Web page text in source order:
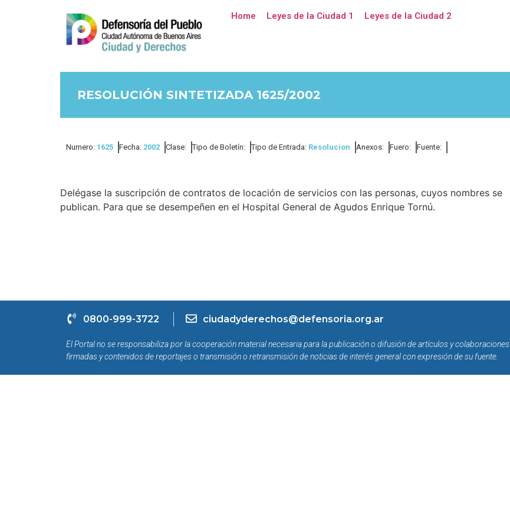
Home Leyes de la Ciudad 1 Leyes de la Ciudad 2
RESOLUCIÓN SINTETIZADA 1625/2002
Numero: 1625 Fecha: 2002 Clase: Tipo de Boletín: Tipo de Entrada: Resolucion Anexos: Fuero: Fuente:
Delégase la suscripción de contratos de locación de servicios con las personas, cuyos nombres se
publican. Para que se desempeñen en el Hospital General de Agudos Enrique Tornú.
0800-999-3722 ciudadyderechos@defensoria.org.ar
El Portal no se responsabiliza por la cooperación material necesaria para la publicación o difusión de artículos y colaboraciones
firmadas y contenidos de reportajes o transmisión o retransmisión de noticias de interés general con expresión de su fuente.